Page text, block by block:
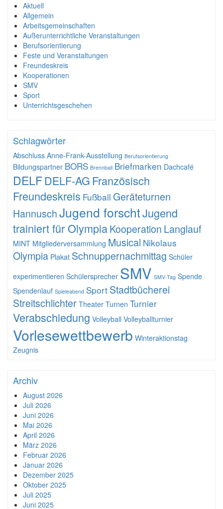
Aktuell
Allgemein
Arbeitsgemeinschaften
Außerunterrichtliche Veranstaltungen
Berufsorientierung
Feste und Veranstaltungen
Freundeskreis
Kooperationen
SMV
Sport
Unterrichtsgeschehen
Schlagwörter
Abschluss Anne-Frank-Ausstellung Berufsorientierung
Bildungspartner BORS Brennball Briefmarken Dachcafé
DELFDELF-AG Französisch
Freundeskreis Fußball Geräteturnen
HannuschJugend forschtJugend
trainiert für OlympiaKooperation Langlauf
MINT Mitgliederversammlung Musical Nikolaus
Olympia Plakat Schnuppernachmittag Schüler
experimentieren Schülersprecher SMV SMV-Tag Spende
Spendenlauf Spieleabend Sport Stadtbücherei
Streitschlichter Theater Turnen Turnier
Verabschiedung Volleyball Volleyballturnier
Vorlesewettbewerb Winteraktionstag
Zeugnis
Archiv
August 2026
Juli 2026
Juni 2026
Mai 2026
April 2026
März 2026
Februar 2026
Januar 2026
Dezember 2025
Oktober 2025
Juli 2025
Juni 2025